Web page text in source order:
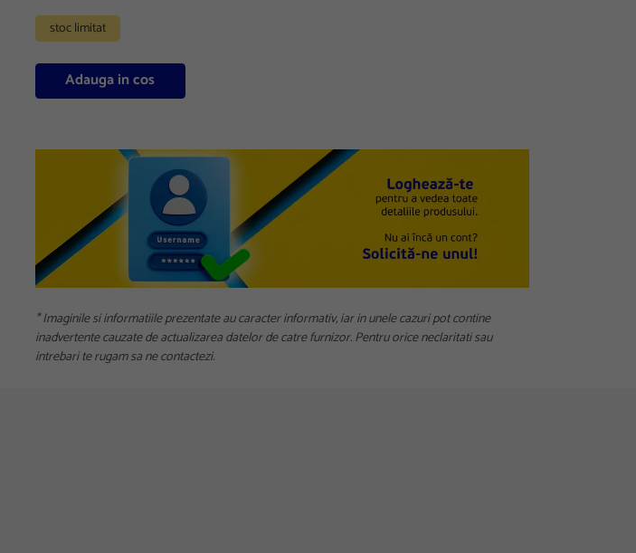
stoc limitat
Adauga in cos
* Imaginile si informatiile prezentate au caracter informativ, iar in unele cazuri pot contine
inadvertente cauzate de actualizarea datelor de catre furnizor. Pentru orice neclaritati sau
intrebari te rugam sa ne contactezi.